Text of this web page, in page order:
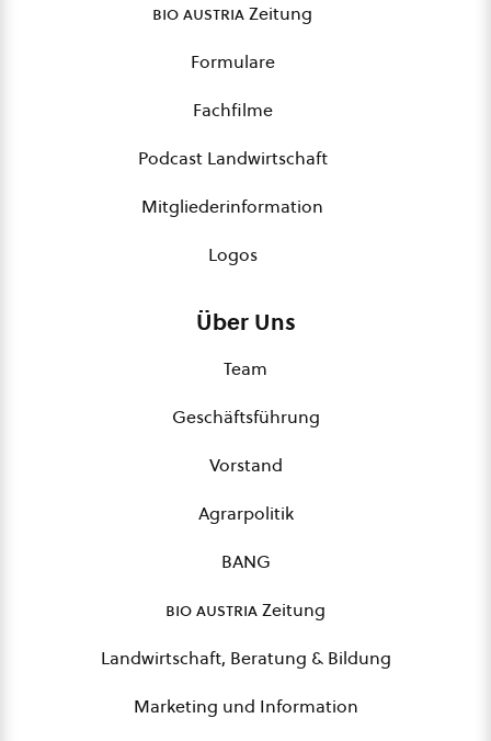
bio austriaZeitung
Formulare
Fachfilme
Podcast Landwirtschaft
Mitgliederinformation
Logos
Über Uns
Team
Geschäftsführung
Vorstand
Agrarpolitik
BANG
bio austriaZeitung
Landwirtschaft, Beratung & Bildung
Marketing und Information